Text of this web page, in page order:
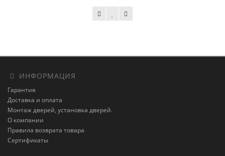
ИНФОРМАЦИЯ
Гарантия
Доставка и оплата
Монтаж дверей, установка дверей.
О компании
Правила возврата товара
Сертификаты